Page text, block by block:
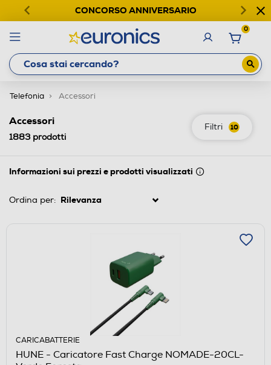
CONCORSO ANNIVERSARIO
0
Telefonia Accessori
Filtri 10
Accessori
1883prodotti
Informazioni sui prezzi e prodotti visualizzati
Ordina per:
CARICABATTERIE
HUNE - Caricatore Fast Charge NOMADE-20CL-